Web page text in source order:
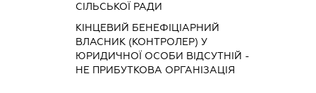
СІЛЬСЬКОЇ РАДИ
КІНЦЕВИЙ БЕНЕФІЦІАРНИЙ
ВЛАСНИК (КОНТРОЛЕР) У
ЮРИДИЧНОЇ ОСОБИ ВІДСУТНІЙ -
НЕ ПРИБУТКОВА ОРГАНІЗАЦІЯ